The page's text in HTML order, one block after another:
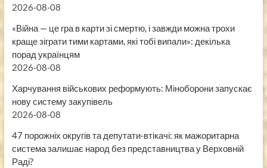
2026-08-08
«Війна — це гра в карти зі смертю, і завжди можна трохи
краще зіграти тими картами, які тобі випали»: декілька
порад українцям
2026-08-08
Харчування військових реформують: Міноборони запускає
нову систему закупівель
2026-08-08
47 порожніх округів та депутати-втікачі: як мажоритарна
система залишає народ без представництва у Верховній
Раді?